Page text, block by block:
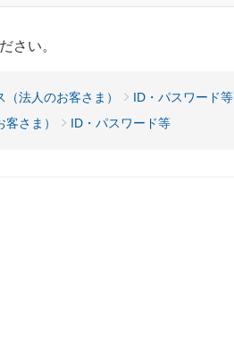
さい。
法人のお客さま）
ID・パスワード等
さま） ID・パスワード等